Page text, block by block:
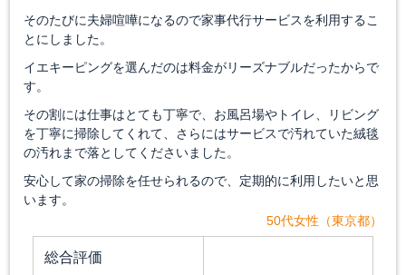
そのたびに夫婦喧嘩になるので家事代行サービスを利用するこ
とにしました。
イエキーピングを選んだのは料金がリーズナブルだったからで
す。
その割には仕事はとても丁寧で、お風呂場やトイレ、リビング
を丁寧に掃除してくれて、さらにはサービスで汚れていた絨毯
の汚れまで落としてくださいました。
安心して家の掃除を任せられるので、定期的に利用したいと思
います。
50代女性（東京都）
総合評価